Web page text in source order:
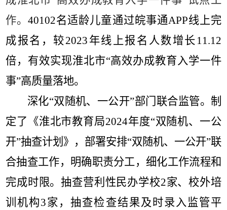
作。40102名适龄儿童通过皖事通APP线上完
成报名，较2023 年线上报名人数增长 11.12
倍，有效实现淮北市“高效办成教育入学一件
事”高质量落地。
深化“双随机、一公开”部门联合监管。制
定了《淮北市教育局2024年度“双随机、一公
开”抽查计划》，部署安排“双随机、一公开”联
合抽查工作，明确职责分工，细化工作流程和
完成时限。抽查营利性民办学校2家、校外培
训机构3家，抽查检查结果及时录入监管平